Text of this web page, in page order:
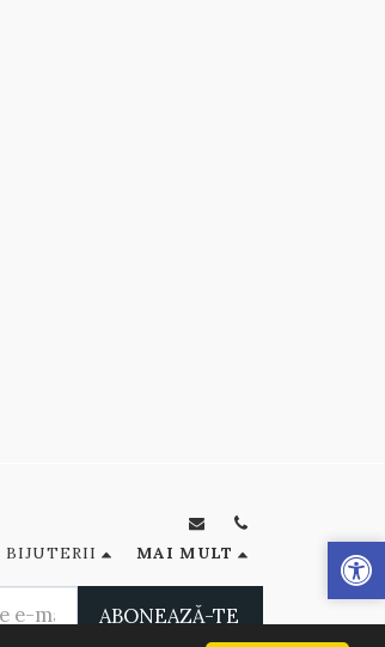
BIJUTERII MAI MULT
ABONEAZĂ-TE